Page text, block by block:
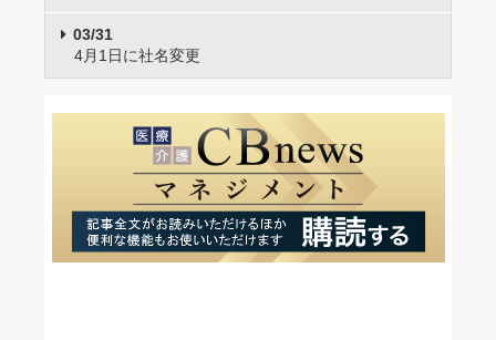
03/31
4月1日に社名変更